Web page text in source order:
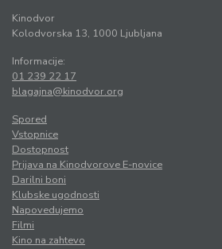
Kinodvor
Kolodvorska 13, 1000 Ljubljana
Informacije:
01 239 22 17
blagajna@kinodvor.org
Spored
Vstopnice
Dostopnost
Prijava na Kinodvorove E-novice
Darilni boni
Klubske ugodnosti
Napovedujemo
Filmi
Kino na zahtevo